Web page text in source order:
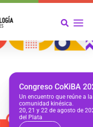
2026
la
2026 - Mar